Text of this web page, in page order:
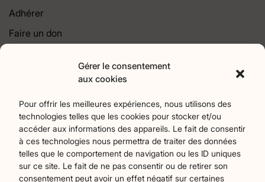
Gérer le consentement
aux cookies
Pour offrir les meilleures expériences, nous utilisons des
technologies telles que les cookies pour stocker et/ou
accéder aux informations des appareils. Le fait de consentir
à ces technologies nous permettra de traiter des données
telles que le comportement de navigation ou les ID uniques
sur ce site. Le fait de ne pas consentir ou de retirer son
consentement peut avoir un effet négatif sur certaines
Adhérer
Faire un don
Agriculture 18 Art et culture256 Associations22
Bien-Etre chronique Collectivités territoriales
Commerces9 Divers45 Économie et emploi61
Éducation94 Évènements 373 Histoire et patrimoine174
La parole à nos lecteurs1 Nature et écologie75 Santé